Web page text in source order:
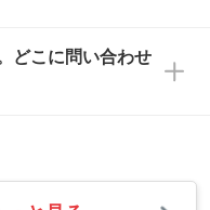
データに変換し
してほしい
場合、印刷をく
い印刷色が、柔
い印刷色が映え
が本体色に合わ
うな場合は、ス
至急担当スタッ
状況を確認し、
している場合
どこに問い合わせ
ールにてご連絡